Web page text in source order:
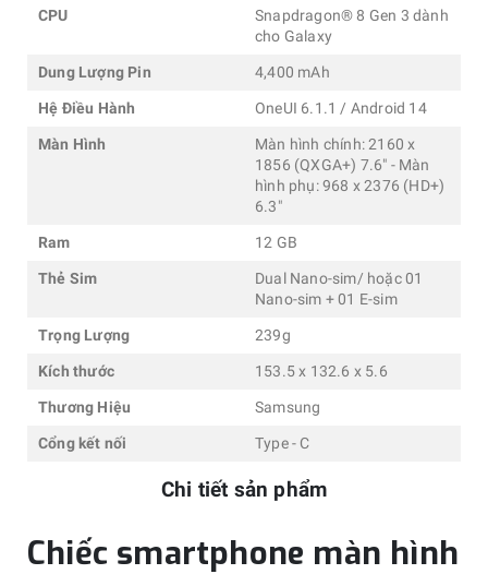
Chi tiết sản phẩm
Chiếc smartphone màn hình
CPU
Snapdragon® 8 Gen 3 dành
cho Galaxy
Dung Lượng Pin 4,400 mAh
Hệ Điều Hành OneUI 6.1.1 / Android 14
Màn Hình
Màn hình chính: 2160 x
1856 (QXGA+) 7.6" - Màn
hình phụ: 968 x 2376 (HD+)
6.3"
Ram 12 GB
Thẻ Sim
Dual Nano-sim/ hoặc 01
Nano-sim + 01 E-sim
Trọng Lượng 239g
Kích thước 153.5 x 132.6 x 5.6
Thương Hiệu Samsung
Cổng kết nối Type - C